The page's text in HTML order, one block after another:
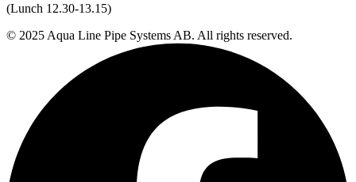
(Lunch 12.30-13.15)
© 2025 Aqua Line Pipe Systems AB. All rights reserved.